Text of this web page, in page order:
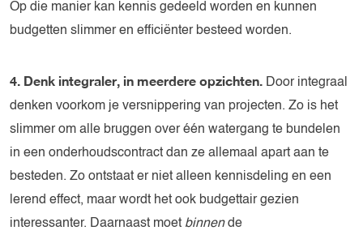
Op die manier kan kennis gedeeld worden en kunnen
budgetten slimmer en efficiënter besteed worden.
4. Denk integraler, in meerdere opzichten. Door integraal
denken voorkom je versnippering van projecten. Zo is het
slimmer om alle bruggen over één watergang te bundelen
in een onderhoudscontract dan ze allemaal apart aan te
besteden. Zo ontstaat er niet alleen kennisdeling en een
lerend effect, maar wordt het ook budgettair gezien
interessanter. Daarnaast moet binnende